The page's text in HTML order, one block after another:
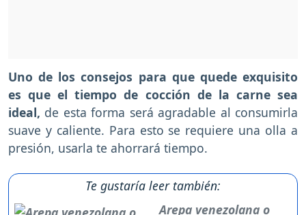
Uno de los consejos para que quede exquisito
es que el tiempo de cocción de la carne sea
ideal, de esta forma será agradable al consumirla
suave y caliente. Para esto se requiere una olla a
presión, usarla te ahorrará tiempo.
Te gustaría leer también:
Arepa venezolana o